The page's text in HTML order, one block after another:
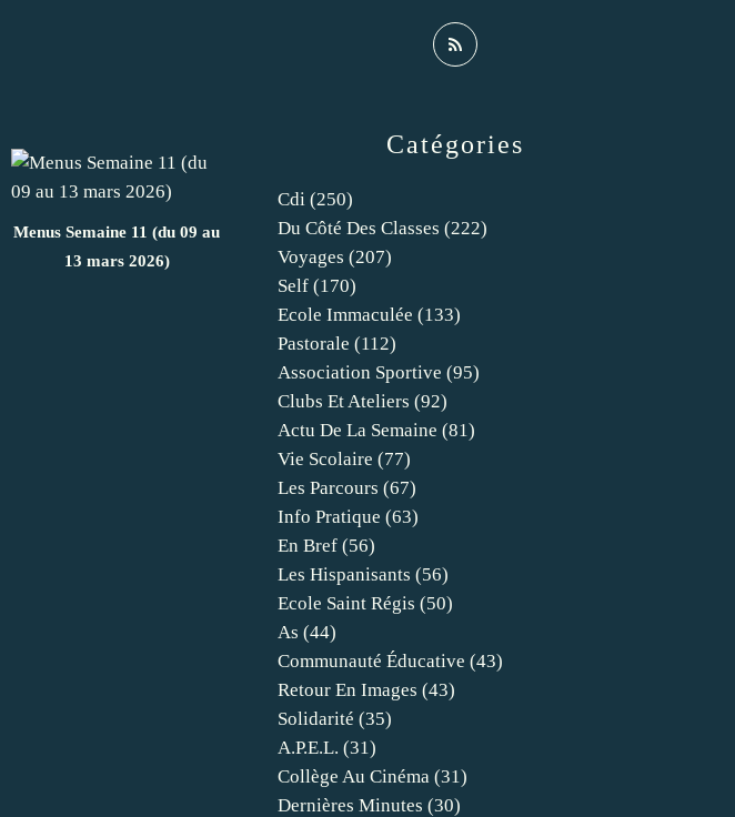
Menus Semaine 11 (du 09 au
13 mars 2026)
Catégories
Cdi (250)
Du Côté Des Classes (222)
Voyages (207)
Self (170)
Ecole Immaculée (133)
Pastorale (112)
Association Sportive (95)
Clubs Et Ateliers (92)
Actu De La Semaine (81)
Vie Scolaire (77)
Les Parcours (67)
Info Pratique (63)
En Bref (56)
Les Hispanisants (56)
Ecole Saint Régis (50)
As (44)
Communauté Éducative (43)
Retour En Images (43)
Solidarité (35)
A.p.e.l. (31)
Collège Au Cinéma (31)
Dernières Minutes (30)